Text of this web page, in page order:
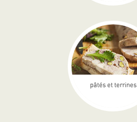
pâtés et terrines